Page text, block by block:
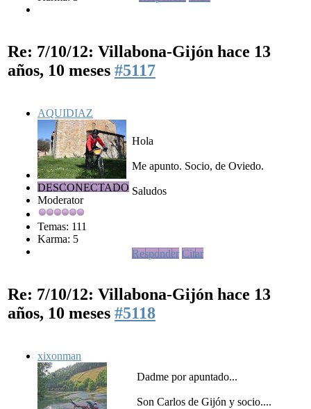
Re: 7/10/12: Villabona-Gijón hace 13
años, 10 meses #5117
AQUIDIAZ
DESCONECTADO
Moderator
Temas: 111
Karma: 5
Hola
Me apunto. Socio, de Oviedo.
Saludos
Responder Citar
Re: 7/10/12: Villabona-Gijón hace 13
años, 10 meses #5118
xixonman
Dadme por apuntado...
Son Carlos de Gijón y socio....